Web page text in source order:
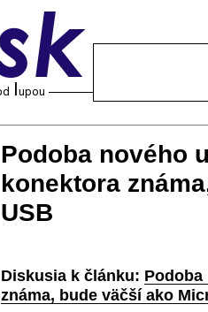
Podoba nového
konektora
USB
Diskusia k článku:
známa, bude väčší ako